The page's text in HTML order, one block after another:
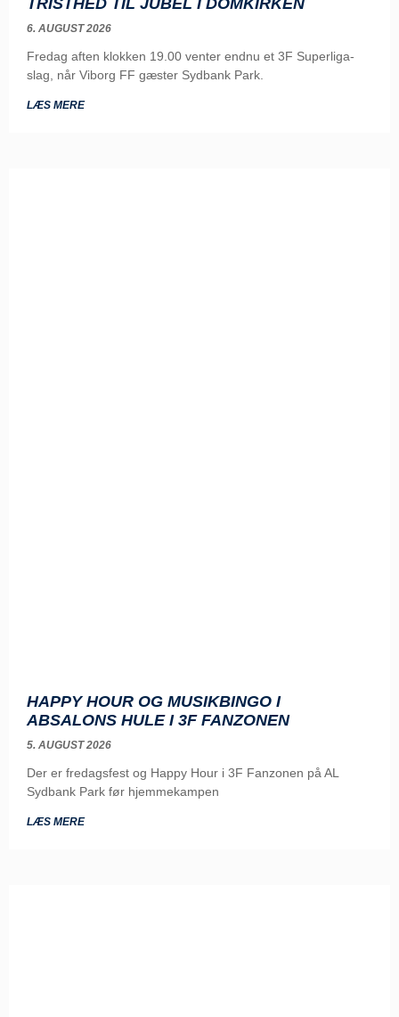
6. AUGUST 2026
Fredag aften klokken 19.00 venter endnu et 3F Superliga-
slag, når Viborg FF gæster Sydbank Park.
LÆS MERE
HAPPY HOUR OG MUSIKBINGO I
ABSALONS HULE I 3F FANZONEN
5. AUGUST 2026
Der er fredagsfest og Happy Hour i 3F Fanzonen på AL
Sydbank Park før hjemmekampen
LÆS MERE